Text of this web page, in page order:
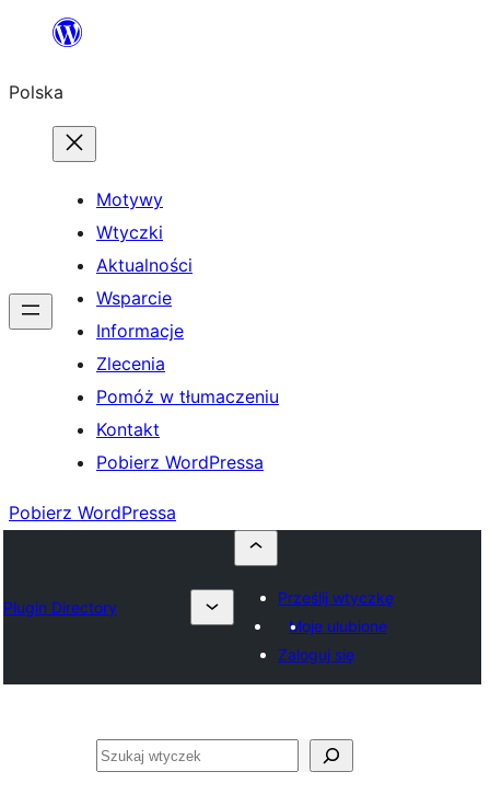
Przejdź
treści
Polska
Motywy
Wtyczki
Aktualności
Wsparcie
Informacje
Zlecenia
Pomóż w tłumaczeniu
Kontakt
Pobierz WordPressa
Pobierz WordPressa
Plugin Directory
Prześlij wtyczkę
Moje ulubione
Zaloguj się
Szukaj